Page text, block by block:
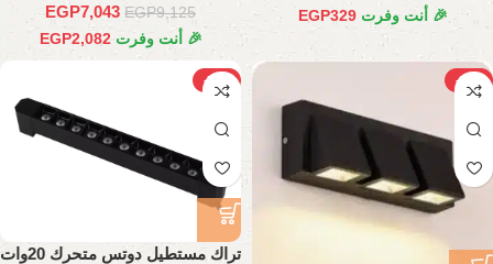
🎉 أنت وفرت EGP329
EGP9,125
EGP7,043
🎉 أنت وفرت EGP2,082
-28%
-51%
تراك مستطيل دوتس متحرك 20وات